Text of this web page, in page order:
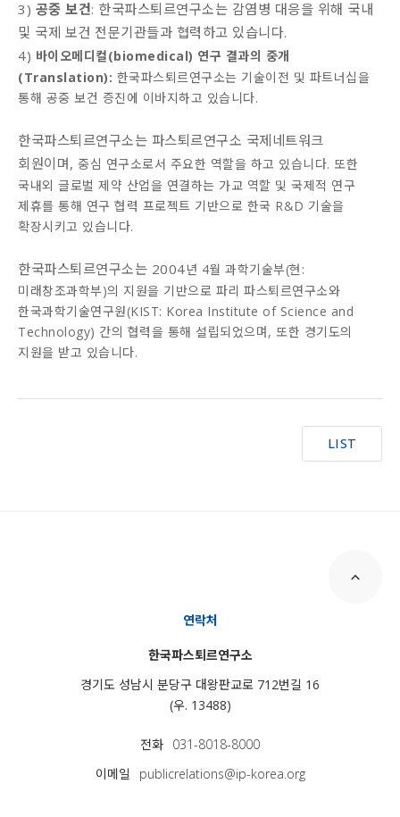
3) 공중 보건: 한국파스퇴르연구소는 감염병 대응을 위해 국내
및 국제 보건 전문기관들과 협력하고 있습니다.
4) 바이오메디컬(biomedical) 연구 결과의 중개
(Translation): 한국파스퇴르연구소는 기술이전 및 파트너십을
통해 공중 보건 증진에 이바지하고 있습니다.
한국파스퇴르연구소는 파스퇴르연구소 국제네트워크
회원이며, 중심 연구소로서 주요한 역할을 하고 있습니다. 또한
국내외 글로벌 제약 산업을 연결하는 가교 역할 및 국제적 연구
제휴를 통해 연구 협력 프로젝트 기반으로 한국 R&D 기술을
확장시키고 있습니다.
한국파스퇴르연구소는 2004년 4월 과학기술부(현:
미래창조과학부)의 지원을 기반으로 파리 파스퇴르연구소와
한국과학기술연구원(KIST: Korea Institute of Science and
Technology) 간의 협력을 통해 설립되었으며, 또한 경기도의
지원을 받고 있습니다.
LIST
연락처
한국파스퇴르연구소
경기도 성남시 분당구 대왕판교로 712번길 16
(우. 13488)
전화 031-8018-8000
이메일
publicrelations@ip-korea.org